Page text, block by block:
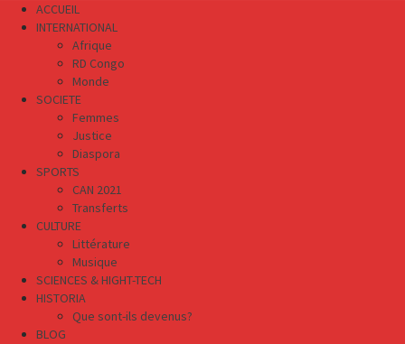
ACCUEIL
INTERNATIONAL
Afrique
RD Congo
Monde
SOCIETE
Femmes
Justice
Diaspora
SPORTS
CAN 2021
Transferts
CULTURE
Littérature
Musique
SCIENCES & HIGHT-TECH
HISTORIA
Que sont-ils devenus?
BLOG